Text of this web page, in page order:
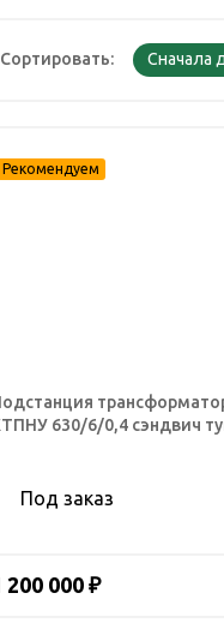
Сортировать:
630/6/0,4 сэндвич
Под заказ
200 000 ₽